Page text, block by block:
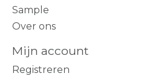
Sample
Over ons
Mijn account
Registreren